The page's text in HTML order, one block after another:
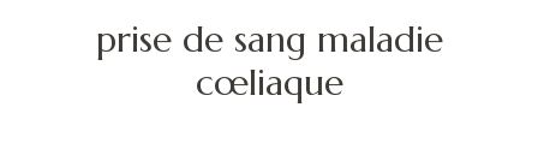
prise de sang maladie
cœliaque